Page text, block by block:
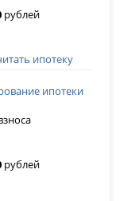
рублей
ипотеку
ипотеки
рублей